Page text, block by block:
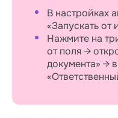
В настройках
«Запускать от
Нажмите на
от поля →
документа» →